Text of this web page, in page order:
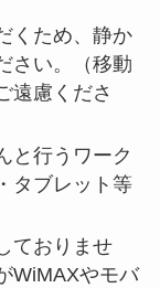
くため、静か
さい。（移動
遠慮くださ
と行うワーク
タブレット等
ておりませ
WiMAXやモバ